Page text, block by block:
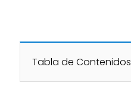
Tabla de Contenidos